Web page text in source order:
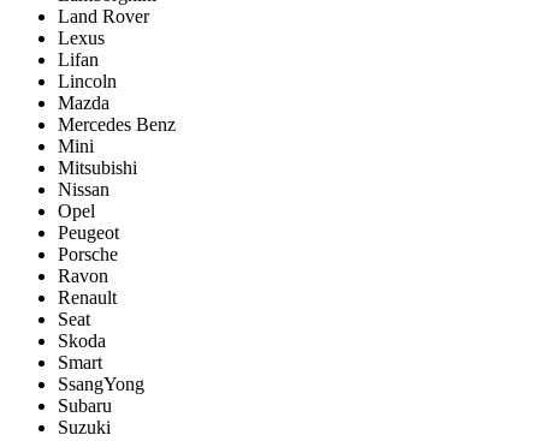
Land Rover
Lexus
Lifan
Lincoln
Mazda
Mercedes Benz
Mini
Mitsubishi
Nissan
Opel
Peugeot
Porsche
Ravon
Renault
Seat
Skoda
Smart
SsangYong
Subaru
Suzuki